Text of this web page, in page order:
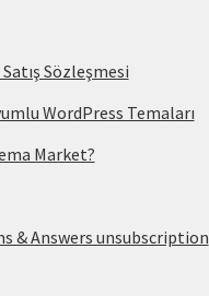
Sözleşmesi
WordPress Temaları
Market?
& Answers unsubscription